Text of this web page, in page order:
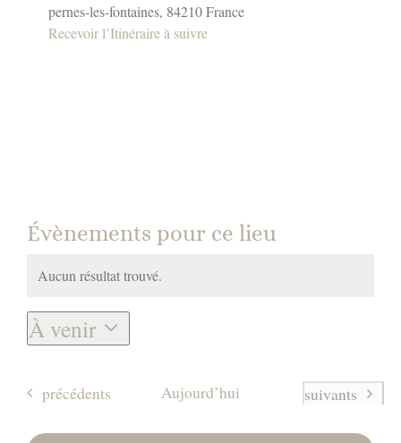
pernes-les-fontaines, 84210France
Recevoir l’Itinéraire à suivre
Évènements pour ce lieu
Notice
Aucun résultat trouvé.
À venir
Sélectionnez
date.
Évènements
précédents Aujourd’hui Évènements
suivants